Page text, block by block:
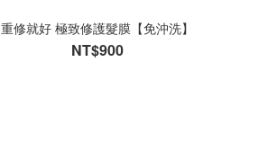
重修就好 極致修護髮膜【免沖洗】
NT$900